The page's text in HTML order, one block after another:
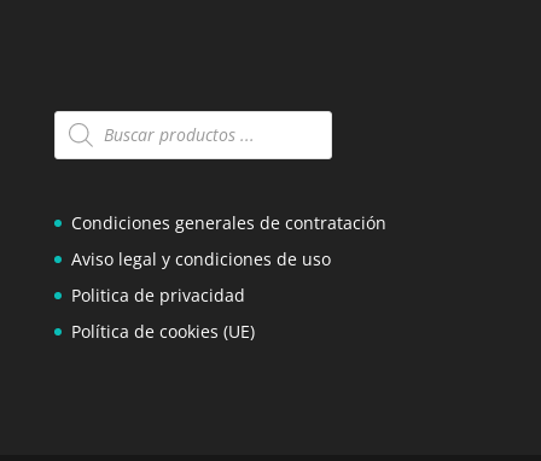
Búsqueda
de
Condiciones generales de contratación
Aviso legal y condiciones de uso
Politica de privacidad
Política de cookies (UE)